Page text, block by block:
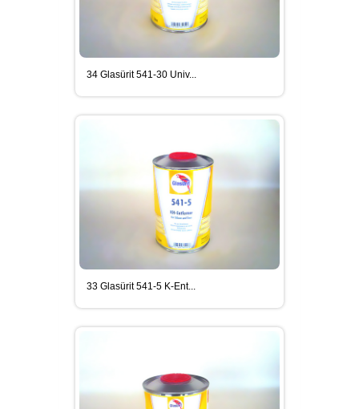
34 Glasürit 541-30 Univ...
33 Glasürit 541-5 K-Ent...